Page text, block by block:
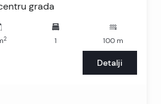
grada
2 1 100 m
Detalji